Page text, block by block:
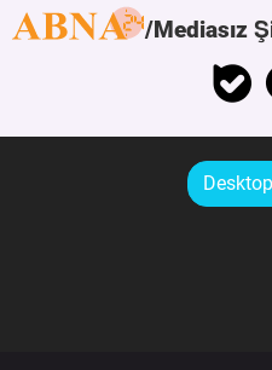
Mediasız